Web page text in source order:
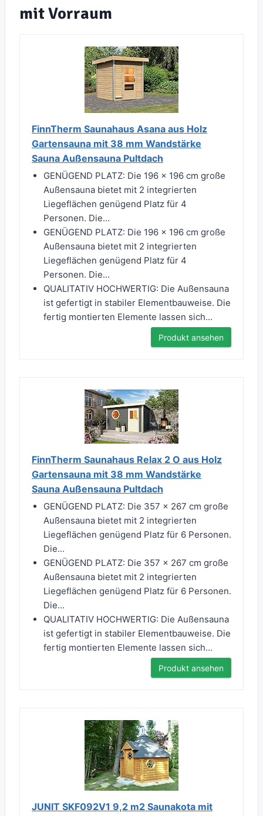
mit Vorraum
FinnTherm Saunahaus Asana aus Holz
Gartensauna mit 38 mm Wandstärke
Sauna Außensauna Pultdach
GENÜGEND PLATZ: Die 196 x 196 cm große
Außensauna bietet mit 2 integrierten
Liegeflächen genügend Platz für 4
Personen. Die...
GENÜGEND PLATZ: Die 196 x 196 cm große
Außensauna bietet mit 2 integrierten
Liegeflächen genügend Platz für 4
Personen. Die...
QUALITATIV HOCHWERTIG: Die Außensauna
ist gefertigt in stabiler Elementbauweise. Die
fertig montierten Elemente lassen sich...
Produkt ansehen
FinnTherm Saunahaus Relax 2 O aus Holz
Gartensauna mit 38 mm Wandstärke
Sauna Außensauna Pultdach
GENÜGEND PLATZ: Die 357 x 267 cm große
Außensauna bietet mit 2 integrierten
Liegeflächen genügend Platz für 6 Personen.
Die...
GENÜGEND PLATZ: Die 357 x 267 cm große
Außensauna bietet mit 2 integrierten
Liegeflächen genügend Platz für 6 Personen.
Die...
QUALITATIV HOCHWERTIG: Die Außensauna
ist gefertigt in stabiler Elementbauweise. Die
fertig montierten Elemente lassen sich...
Produkt ansehen
JUNIT SKF092V1 9,2 m2 Saunakota mit